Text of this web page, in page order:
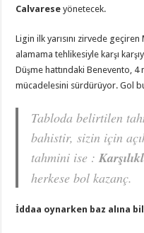
Calvarese yönetecek.
Ligin ilk yarısını zirvede
alamama tehlikesiyle karşı
Düşme hattındaki Benevento,
mücadelesini sürdürüyor. Gol
Tabloda belirtilen
bahistir, sizin için
tahmini ise :
herkese bol kazanç.
İddaa oynarken baz alına